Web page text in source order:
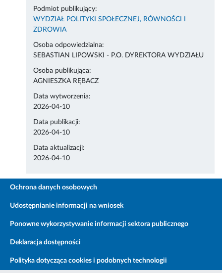
Podmiot publikujący:
WYDZIAŁ POLITYKI SPOŁECZNEJ, RÓWNOŚCI I
ZDROWIA
Osoba odpowiedzialna:
SEBASTIAN LIPOWSKI - P.O. DYREKTORA WYDZIAŁU
Osoba publikująca:
AGNIESZKA RĘBACZ
Data wytworzenia:
2026-04-10
Data publikacji:
2026-04-10
Data aktualizacji:
2026-04-10
Ochrona danych osobowych
Udostępnianie informacji na wniosek
Ponowne wykorzystywanie informacji sektora publicznego
Deklaracja dostępności
Polityka dotycząca cookies i podobnych technologii